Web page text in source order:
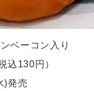
ベーコン入り
込130円）
)発売